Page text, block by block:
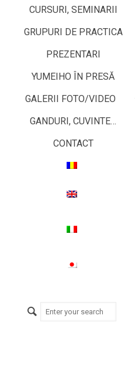
CURSURI, SEMINARII
GRUPURI DE PRACTICA
PREZENTARI
YUMEIHO ÎN PRESĂ
GALERII FOTO/VIDEO
GANDURI, CUVINTE…
CONTACT